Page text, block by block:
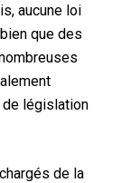
aucune loi
que des
de législation
de la